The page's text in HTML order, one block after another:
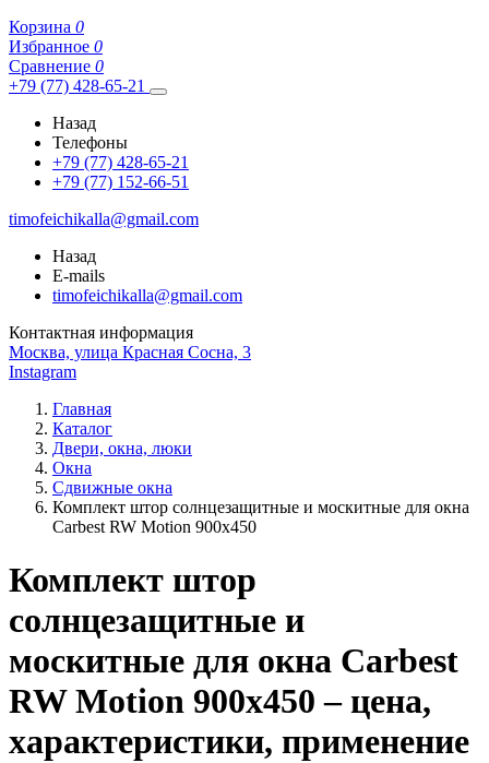
Корзина 0
Избранное 0
Сравнение 0
+79 (77) 428-65-21
Назад
Телефоны
+79 (77) 428-65-21
+79 (77) 152-66-51
timofeichikalla@gmail.com
Назад
E-mails
timofeichikalla@gmail.com
Контактная информация
Москва, улица Красная Сосна, 3
Instagram
Главная
Каталог
Двери, окна, люки
Окна
Сдвижные окна
Комплект штор солнцезащитные и москитные для окна
Carbest RW Motion 900х450
Комплект штор
солнцезащитные и
москитные для окна Carbest
RW Motion 900х450 – цена,
характеристики, применение